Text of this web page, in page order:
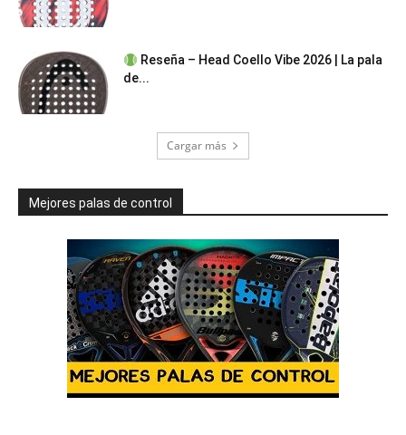
Reseña – Head Coello Vibe 2026 | La pala
de...
Cargar más
Mejores palas de control